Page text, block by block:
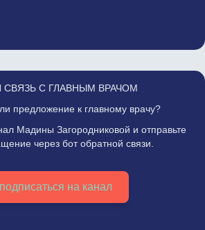
СВЯЗЬ С ГЛАВНЫМ ВРАЧОМ
предложение к главному врачу?
Мадины Загородниковой и отправьте
через бот обратной связи.
подписаться на канал